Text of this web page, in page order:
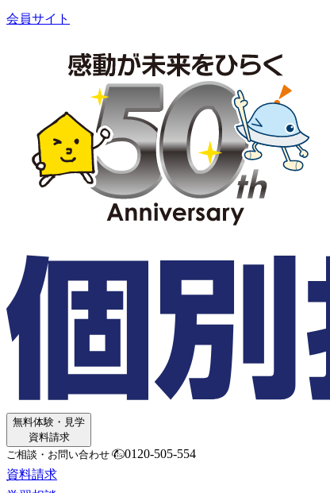
会員サイト
無料体験・見学
資料請求
ご相談・お問い合わせ
0120-505-554
資料請求